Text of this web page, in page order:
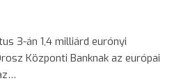
3-án 1,4 milliárd eurónyi
Központi Banknak az európai